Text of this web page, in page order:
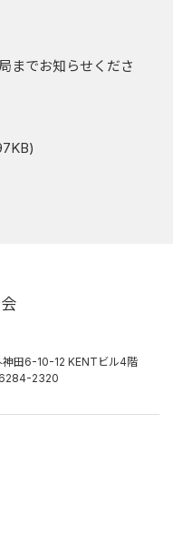
までお知らせくださ
)
田6-10-12 KENTビル4階
2320